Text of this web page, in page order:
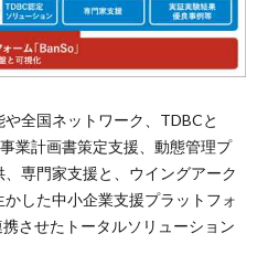
全国ネットワーク、TDBCと
業計画書策定支援、動態管理プ
専門家支援と、ウイングアーク
した中小企業支援プラットフォ
させたトータルソリューション